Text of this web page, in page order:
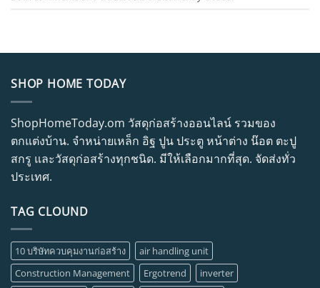
SHOP HOME TODAY
ShopHomeToday.om วัสดุก่อสร้างออนไลน์ รวมของ
ตกแต่งบ้าน. จำหน่ายเหล็ก อิฐ ปูน ประตู หน้าต่าง น๊อต ตะปู
สกรู และวัสดุก่อสร้างทุกชนิด. มีให้เลือกมากที่สุด. จัดส่งทั่ว
ประเทศ.
TAG CLOUND
10 บริษัทควบคุมงานก่อสร้าง
air handling unit
Construction Management
Ergotrend
inverter